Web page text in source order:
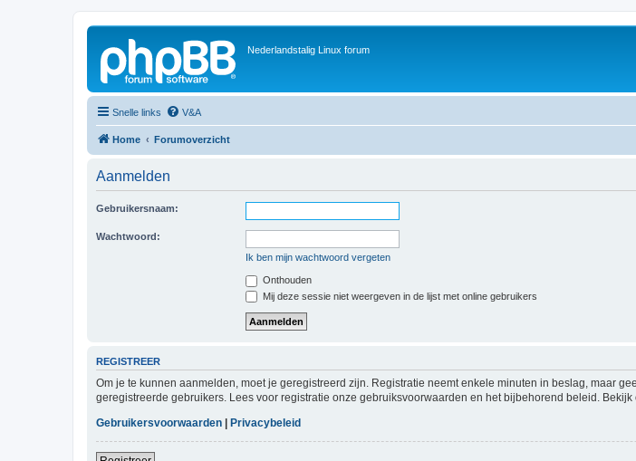
Nederlandstalig Linux forum
Snelle links V&A
Home Forumoverzicht
Aanmelden
Gebruikersnaam:
Wachtwoord:
Ik ben mijn wachtwoord vergeten
Onthouden
Mij deze sessie niet weergeven in de lijst met online gebruikers
REGISTREER
Om je te kunnen aanmelden, moet je geregistreerd zijn. Registratie neemt enkele minuten in beslag, maar
geregistreerde gebruikers. Lees voor registratie onze gebruiksvoorwaarden en het bijbehorend beleid. Bekijk
Gebruikersvoorwaarden | Privacybeleid